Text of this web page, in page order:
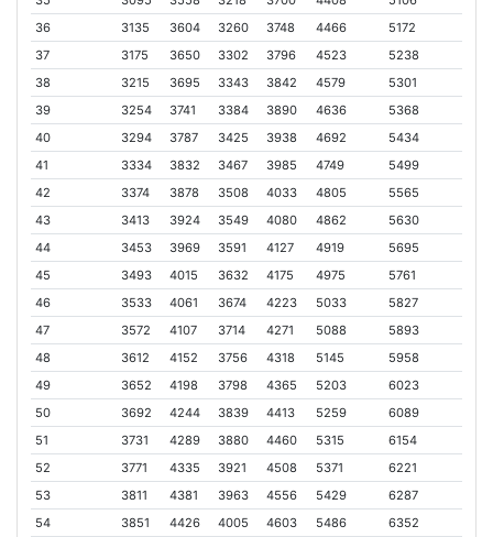
36
3135 3604 3260 3748 4466
5172
37
3175 3650 3302 3796 4523
5238
38
3215 3695 3343 3842 4579
5301
39
3254 3741 3384 3890 4636
5368
40
3294 3787 3425 3938 4692
5434
41
3334 3832 3467 3985 4749
5499
42
3374 3878 3508 4033 4805
5565
43
3413 3924 3549 4080 4862
5630
44
3453 3969 3591 4127 4919
5695
45
3493 4015 3632 4175 4975
5761
46
3533 4061 3674 4223 5033
5827
47
3572 4107 3714 4271 5088
5893
48
3612 4152 3756 4318 5145
5958
49
3652 4198 3798 4365 5203
6023
50
3692 4244 3839 4413 5259
6089
51
3731 4289 3880 4460 5315
6154
52
3771 4335 3921 4508 5371
6221
53
3811 4381 3963 4556 5429
6287
54
3851 4426 4005 4603 5486
6352